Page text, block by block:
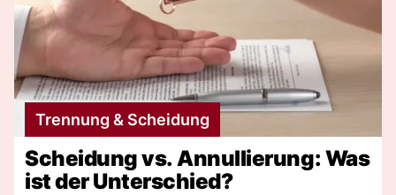
Trennung & Scheidung
Scheidung vs. Annullierung: Was
ist der Unterschied?